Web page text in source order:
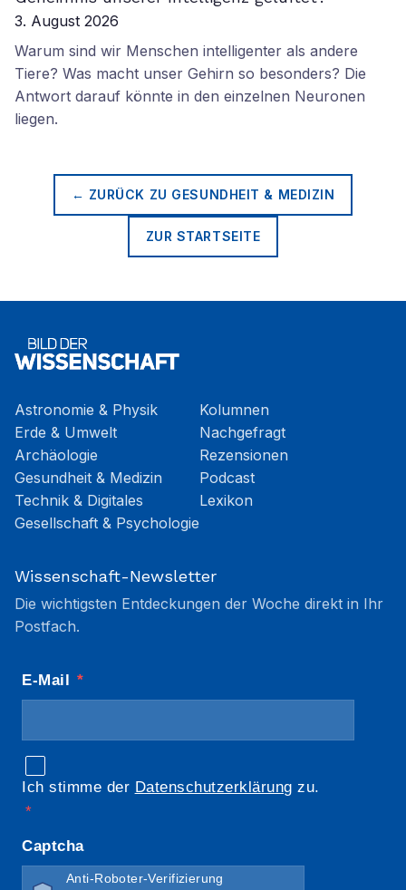
3. August 2026
Warum sind wir Menschen intelligenter als andere
Tiere? Was macht unser Gehirn so besonders? Die
Antwort darauf könnte in den einzelnen Neuronen
liegen.
← ZURÜCK ZU GESUNDHEIT & MEDIZIN
ZUR STARTSEITE
Astronomie & Physik
Erde & Umwelt
Archäologie
Gesundheit & Medizin
Technik & Digitales
Gesellschaft & Psychologie
Kolumnen
Nachgefragt
Rezensionen
Podcast
Lexikon
Wissenschaft-Newsletter
Die wichtigsten Entdeckungen der Woche direkt in Ihr
Postfach.